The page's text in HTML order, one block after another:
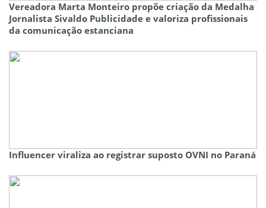
Vereadora Marta Monteiro propõe criação da Medalha
Jornalista Sivaldo Publicidade e valoriza profissionais
da comunicação estanciana
Influencer viraliza ao registrar suposto OVNI no Paraná